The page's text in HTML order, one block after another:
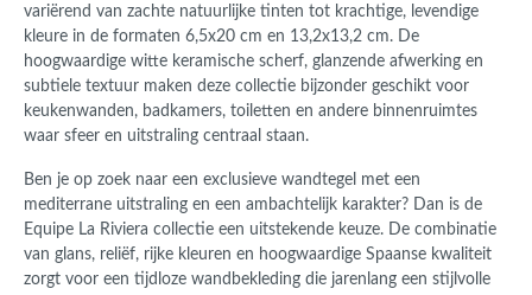
variërend van zachte natuurlijke tinten tot krachtige, levendige
kleure in de formaten 6,5x20 cm en 13,2x13,2 cm. De
hoogwaardige witte keramische scherf, glanzende afwerking en
subtiele textuur maken deze collectie bijzonder geschikt voor
keukenwanden, badkamers, toiletten en andere binnenruimtes
waar sfeer en uitstraling centraal staan.
Ben je op zoek naar een exclusieve wandtegel met een
mediterrane uitstraling en een ambachtelijk karakter? Dan is de
Equipe La Riviera collectie een uitstekende keuze. De combinatie
van glans, reliëf, rijke kleuren en hoogwaardige Spaanse kwaliteit
zorgt voor een tijdloze wandbekleding die jarenlang een stijlvolle